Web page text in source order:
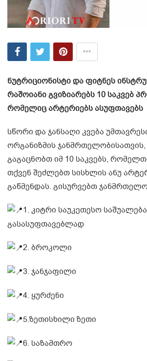
ნუტრიციონისტი და ფიტნეს
რაშოიანი გვიზიარებს 10 საკვებ
რომელიც არტერიებს ასუფთავებს
სწორი და ჯანსაღი კვება
ორგანიზმის
გაგაცნობთ იმ 10 საკვებს,
თქვენ შეძლებთ სისხლის ანუ
გაწმენდას. გისურვებთ
1. კიტრი საუკეთესო
გასასუფთავებლად
2. ბროკოლი
3. ჯანჯაფილი
4. ყურძენი
5.ზეთისხილი ზეთი
6. საზამთრო